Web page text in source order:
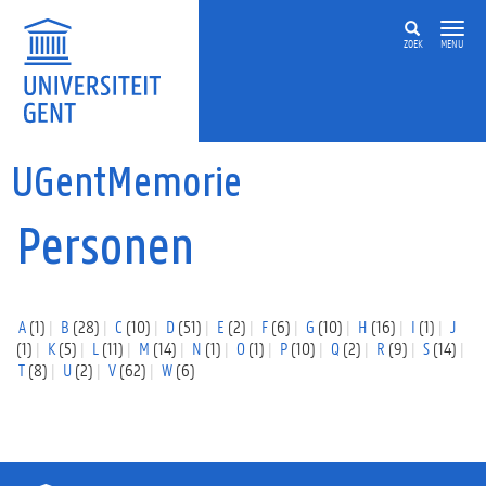
ZOEK MENU
UGentMemorie
Personen
A(1) B (28) C (10) D(51) E (2) F(6) G (10) H (16) I (1)
J
(1)
K(5) L (11) M (14) N (1) O(1) P(10) Q(2) R (9) S(14)
T(8) U(2) V(62) W(6)